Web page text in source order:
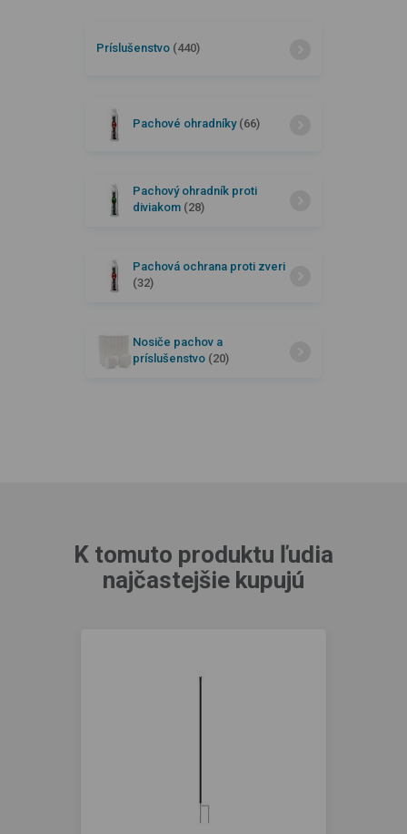
Príslušenstvo (440)
Pachové ohradníky (66)
Pachový ohradník proti
diviakom (28)
Pachová ochrana proti zveri
(32)
Nosiče pachov a
príslušenstvo (20)
K tomuto produktu ľudia
najčastejšie kupujú